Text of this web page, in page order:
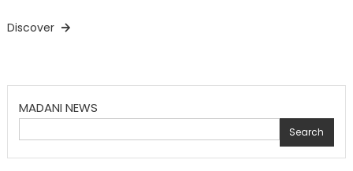
Discover
MADANI NEWS
Search